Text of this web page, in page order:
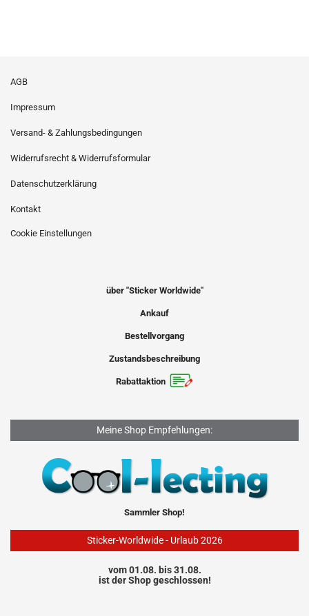
AGB
Impressum
Versand- & Zahlungsbedingungen
Widerrufsrecht & Widerrufsformular
Datenschutzerklärung
Kontakt
Cookie Einstellungen
über "Sticker Worldwide"
Ankauf
Bestellvorgang
Zustandsbeschreibung
Rabattaktion
Meine Shop Empfehlungen:
Sammler Shop!
Sticker-Worldwide - Urlaub 2026
vom 01.08. bis 31.08.
ist der Shop geschlossen!